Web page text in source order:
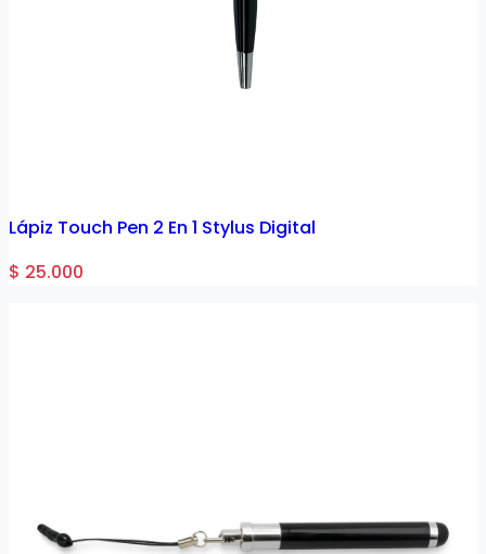
Lápiz Touch Pen 2 En 1 Stylus Digital
$ 25.000